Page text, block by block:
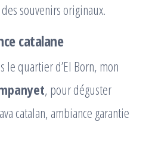
souvenirs originaux.
catalane
le quartier d’El Born, mon
, pour déguster
catalan, ambiance garantie